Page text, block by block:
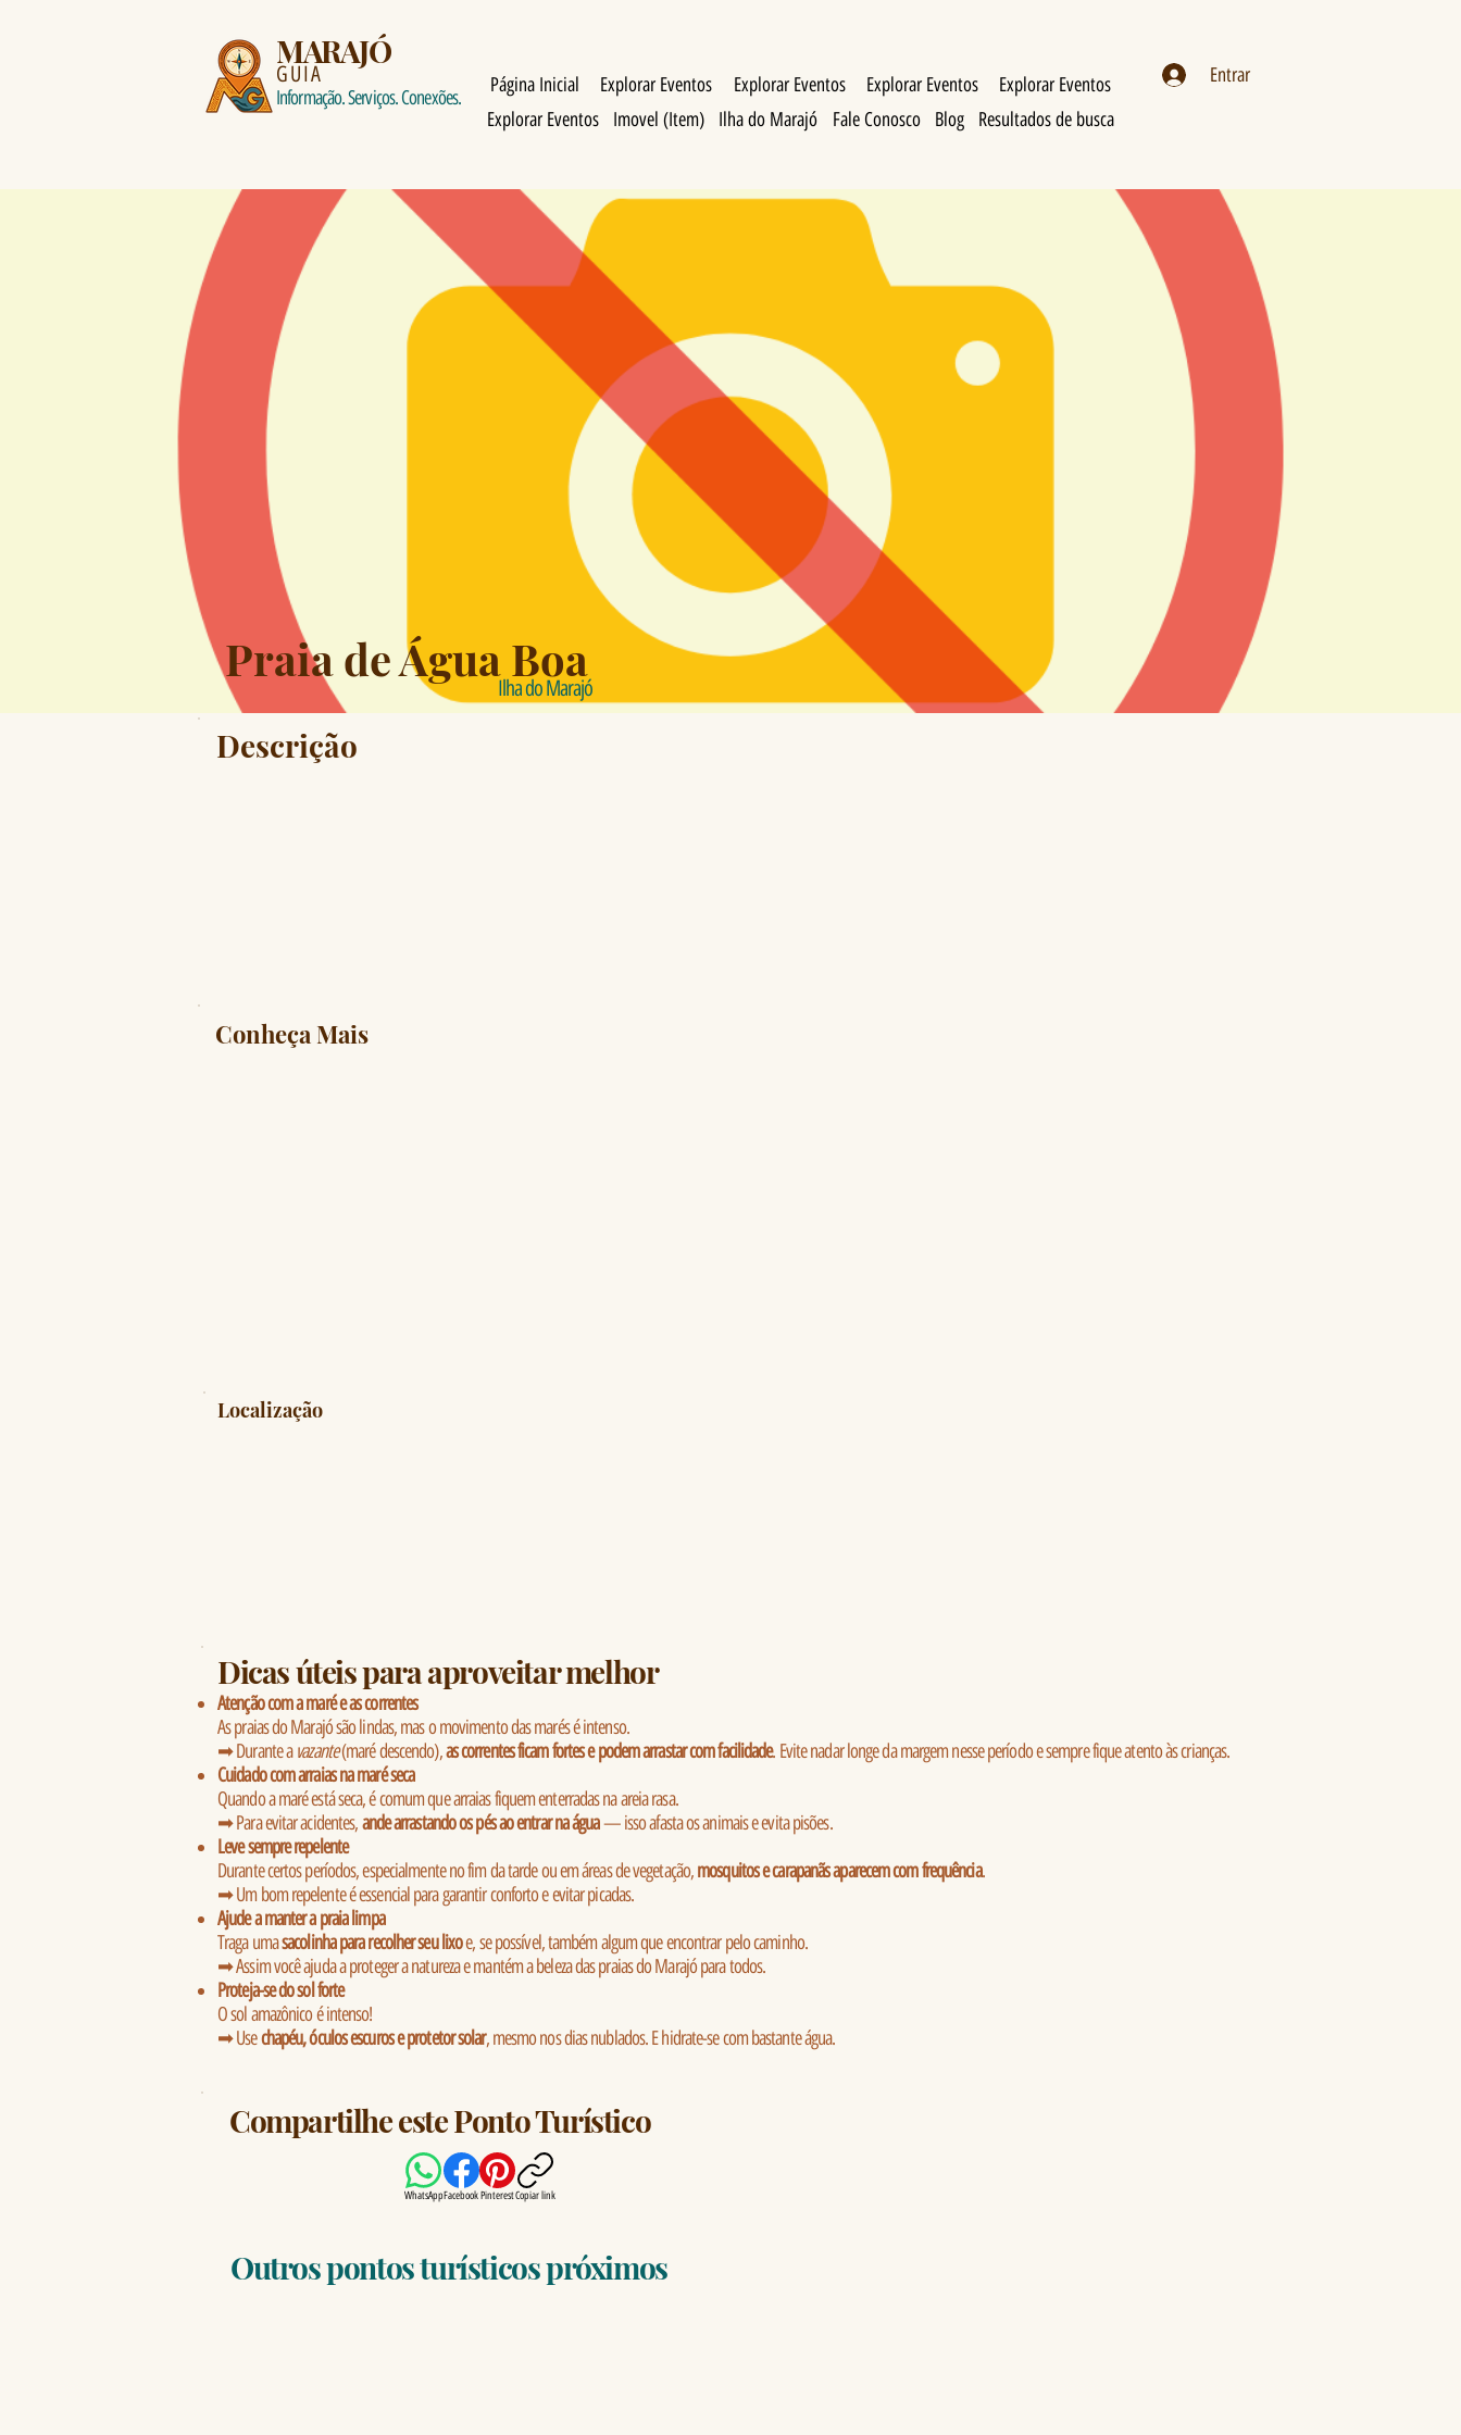
MARAJÓ
GUIA Entrar
Página Inicial Explorar Eventos Explorar Eventos Explorar Eventos
Explorar Eventos
Explorar Eventos
Imovel (Item) Ilha do Marajó Fale Conosco Blog Resultados de busca
Informação. Serviços. Conexões.
Praia de Água Boa
Ilha do Marajó
Descrição
Conheça Mais
Localização
Dicas úteis para aproveitar melhor
Atenção com a maré e as correntes
As praias do Marajó são lindas, mas o movimento das marés é intenso.
➡ Durante avazante(maré descendo),as correntes ficam fortes e podem arrastar com facilidade. Evite nadar longe da margem nesse período e sempre fique atento às crianças.
Cuidado com arraias na maré seca
Quando a maré está seca, é comum que arraias fiquem enterradas na areia rasa.
➡ Para evitar acidentes,ande arrastando os pés ao entrar na água— isso afasta os animais e evita pisões.
Leve sempre repelente
Durante certos períodos, especialmente no fim da tarde ou em áreas de vegetação,mosquitos e carapanãs aparecem com frequência.
➡ Um bom repelente é essencial para garantir conforto e evitar picadas.
Ajude a manter a praia limpa
Traga umasacolinha para recolher seu lixoe, se possível, também algum que encontrar pelo caminho.
➡ Assim você ajuda a proteger a natureza e mantém a beleza das praias do Marajó para todos.
Proteja-se do sol forte
O sol amazônico é intenso!
➡ Usechapéu, óculos escuros e protetor solar, mesmo nos dias nublados. E hidrate-se com bastante água.
Compartilhe este Ponto Turístico
WhatsAppFacebookPinterestCopiar link
Outros pontos turísticos próximos